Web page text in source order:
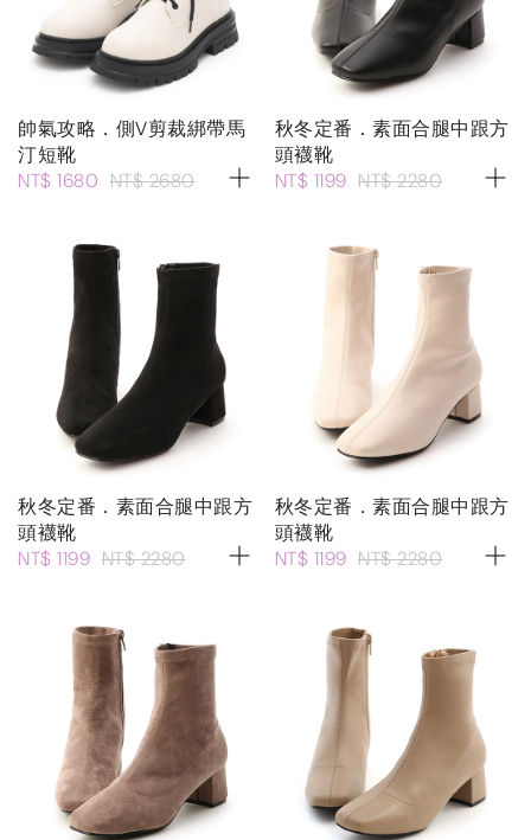
帥氣攻略．側V剪裁綁帶馬
汀短靴
NT$ 1680 NT$ 2680
秋冬定番．素面合腿中跟方
頭襪靴
NT$ 1199 NT$ 2280
秋冬定番．素面合腿中跟方
頭襪靴
NT$ 1199 NT$ 2280
秋冬定番．素面合腿中跟方
頭襪靴
NT$ 1199 NT$ 2280